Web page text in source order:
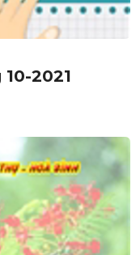
2021